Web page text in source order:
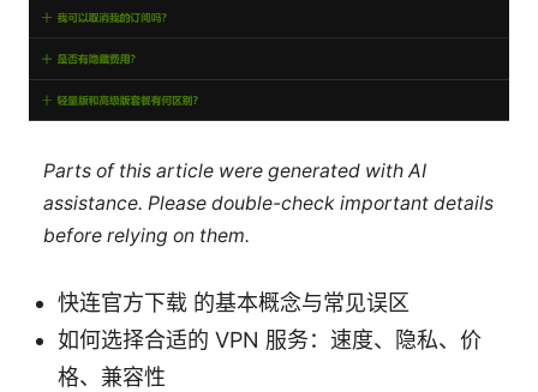
Parts of this article were generated with AI
assistance. Please double-check important details
before relying on them.
快连官方下载 的基本概念与常见误区
如何选择合适的 VPN 服务：速度、隐私、价
格、兼容性